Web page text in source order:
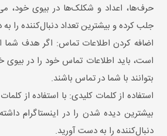
حرف‌ها، اعداد و شکلک‌ها در بیوی خود،
جلب کرده و بیشترین تعداد دنبال‌کننده را
اضافه کردن اطلاعات تماس: اگر هدف شما
است، باید اطلاعات تماس خود را در بیوی
بتوانند با شما در تماس باشند.
استفاده از کلمات کلیدی: با استفاده از
بیشترین دیده شدن را در اینستاگرام
دنبال‌کننده را به دست آورید.